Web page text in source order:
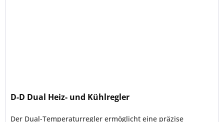
D-D Dual Heiz- und Kühlregler
Der Dual-Temperaturregler ermöglicht eine präzise